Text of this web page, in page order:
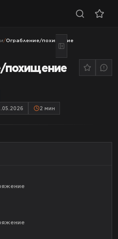
/Ограбление/похищение
похищение
2 мин